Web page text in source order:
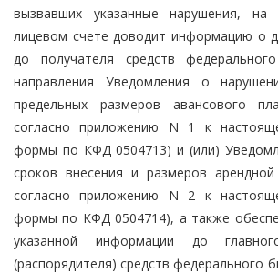
вызвавших указанные нарушения, на
лицевом счете доводит информацию о
до получателя средств
направления Уведомления о
предельных размеров авансового
согласно приложению N 1 к
формы по КФД 0504713) и (или)
сроков внесения и размеров
согласно приложению N 2 к
формы по КФД 0504714), а также
указанной информации до
(распорядителя) средств федерального